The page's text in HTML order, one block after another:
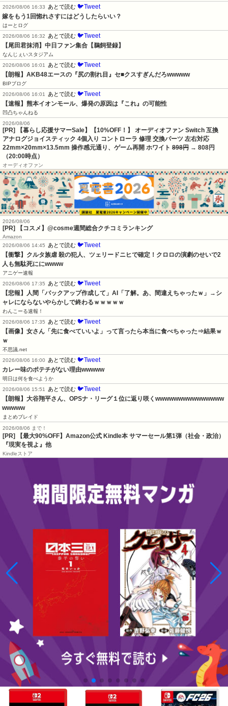
2026/08/06 16:33
あとで読む 🐦Tweet
嫁をもう1回惚れさすにはどうしたらいい？
はーとログ
2026/08/06 16:32
あとで読む 🐦Tweet
【尾田君抹消】中日ファン集合【鵜飼登録】
なんじぇいスタジアム
2026/08/06 16:01
あとで読む 🐦Tweet
【朗報】AKB48エースの『尻の割れ目』セ■クスすぎんだろwwwww
BIPブログ
2026/08/06 16:01
あとで読む 🐦Tweet
【速報】熊本イオンモール、爆発の原因は『これ』の可能性
凹凸ちゃんねる
2026/08/06
[PR] 【暮らし応援サマーSale】【10%OFF！】 オーディオファン Switch 互換
アナログジョイスティック 4個入り コントローラ 修理 交換パーツ 左右対応
22mm×20mm×13.5mm 操作感元通り、ゲーム再開 ホワイト 898円 → 808円
（20:00時点）
オーディオファン
2026/08/06
[PR] 【コスメ】@cosme週間総合クチコミランキング
Amazon
2026/08/06 14:45
あとで読む 🐦Tweet
【衝撃】クルタ族虐 殺の犯人、ツェリードニヒで確定！クロロの演劇のせいで2
人も無駄死ににwwww
アニゲー速報
2026/08/06 17:35
あとで読む 🐦Tweet
【悲報】人間「バックアップ作成して」AI「了解。あ、間違えちゃったｗ」→シ
ャレにならないやらかしで終わるｗｗｗｗｗ
わんこーる速報！
2026/08/06 17:35
あとで読む 🐦Tweet
【画像】女さん「先に食べていいよ」って言ったら本当に食べちゃった⇒結果ｗ
ｗ
不思議.net
2026/08/06 16:00
あとで読む 🐦Tweet
カレー味のポテチがない理由wwwww
明日は何を食べようか
2026/08/06 15:51
あとで読む 🐦Tweet
【朗報】大谷翔平さん、OPSナ・リーグ１位に返り咲くwwwwwwwwwwwwwww
wwwww
まとめブレイド
2026/08/06 まで！
[PR]
【最大90%OFF】Amazon公式 Kindle本 サマーセール第1弾（社会・政治）
『現実を視よ』他
Kindleストア